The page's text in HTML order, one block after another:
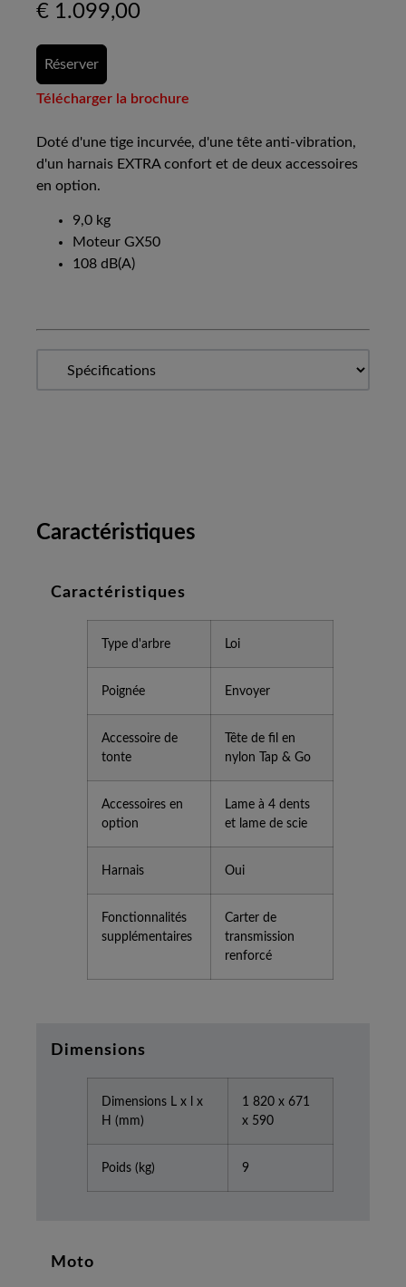
€ 1.099,00
Réserver
Télécharger la brochure
Doté d'une tige incurvée, d'une tête anti-vibration,
d'un harnais EXTRA confort et de deux accessoires
en option.
9,0 kg
Moteur GX50
108 dB(A)
Caractéristiques
Caractéristiques
Type d'arbre Loi
Poignée Envoyer
Accessoire de
tonte
Tête de fil en
nylon Tap & Go
Accessoires en
option
Lame à 4 dents
et lame de scie
Harnais Oui
Fonctionnalités
supplémentaires
Carter de
transmission
renforcé
Dimensions
Dimensions L x l x
H (mm)
1 820 x 671
x 590
Poids (kg) 9
Moto